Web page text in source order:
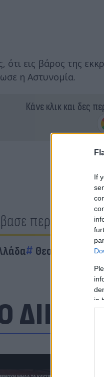
If
in
ότι εις βάρος της
η Αστυνομία.
Κάνε κλικ και δες
περισσότερα
Θεσσαλονίκη